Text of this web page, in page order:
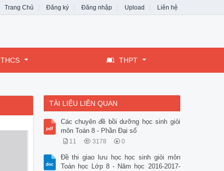
Trang Chủ Đăng ký Đăng nhập Upload Liên hệ
THCS THPT
TÀI LIỆU LIÊN QUAN
Các chuyên đề bồi dưỡng học sinh giỏi
môn Toán 8 - Phần Đại số
11 3178 0
Đề thi giao lưu học học sinh giỏi môn
Toán học Lớp 8 - Năm học 2016-2017-